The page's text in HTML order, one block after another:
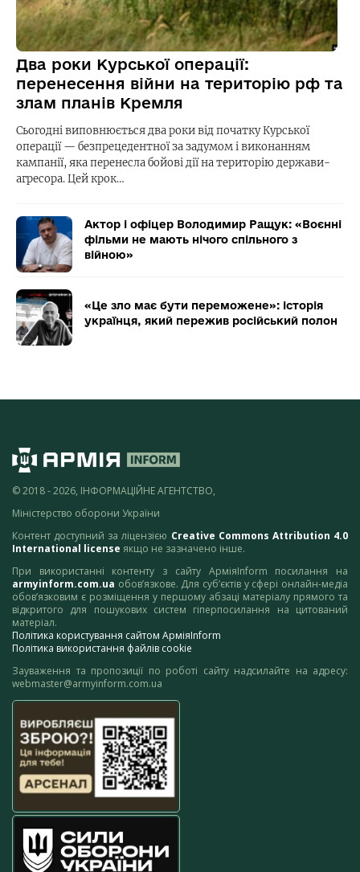
Два роки Курської операції:
перенесення війни на територію рф та
злам планів Кремля
Сьогодні виповнюється два роки від початку Курської
операції — безпрецедентної за задумом і виконанням
кампанії, яка перенесла бойові дії на територію держави-
агресора. Цей крок…
Актор і офіцер Володимир Ращук: «Воєнні
фільми не мають нічого спільного з
війною»
«Це зло має бути переможене»: історія
українця, який пережив російський полон
© 2018 - 2026, ІНФОРМАЦІЙНЕ АГЕНТСТВО,
Міністерство оборони України
Контент доступний за ліцензією Creative Commons Attribution 4.0
International license якщо не зазначено інше.
При використанні контенту з сайту АрміяInform посилання на
armyinform.com.ua обов’язкове. Для суб’єктів у сфері онлайн-медіа
обов’язковим є розміщення у першому абзаці матеріалу прямого та
відкритого для пошукових систем гіперпосилання на цитований
матеріал.
Політика користування сайтом АрміяInform
Політика використання файлів cookie
Зауваження та пропозиції по роботі сайту надсилайте на адресу:
webmaster@armyinform.com.ua